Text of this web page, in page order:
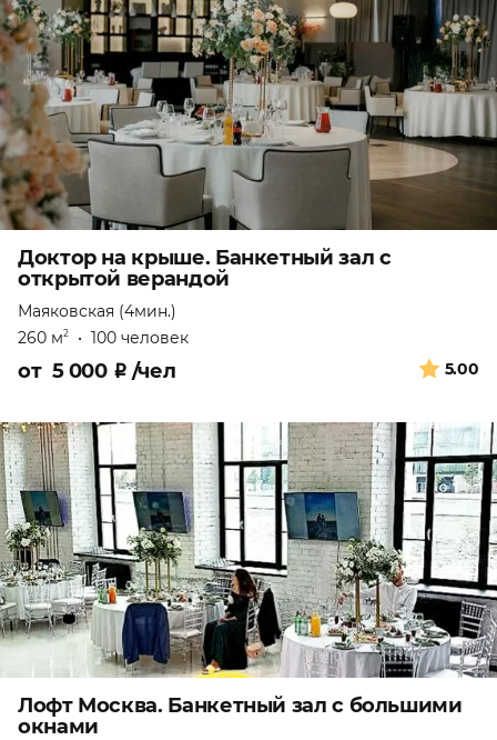
Доктор на крыше. Банкетный зал с
открытой верандой
Маяковская (4мин.)
260 м2 • 100 человек
5.00
от 5 000 ₽ /чел
Лофт Москва. Банкетный зал с большими
окнами